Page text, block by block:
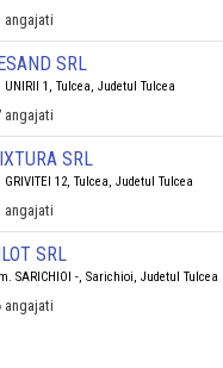
angajati
SRL
UNIRII 1, Tulcea, Judetul Tulcea
angajati
SRL
GRIVITEI 12, Tulcea, Judetul Tulcea
angajati
SRL
SARICHIOI -, Sarichioi, Judetul Tulcea
angajati